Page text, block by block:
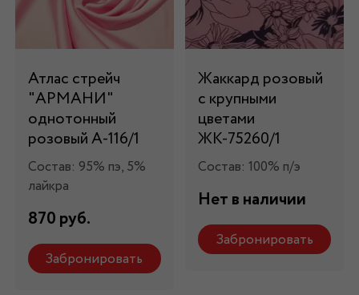
Атлас стрейч
"APMAНИ"
однотонный
розовый А-116/1
Состав: 95% пэ, 5%
лайкра
870 руб.
Забронировать
Жаккард розовый
с крупными
цветами
ЖК-75260/1
Состав: 100% п/э
Нет в наличии
Забронировать